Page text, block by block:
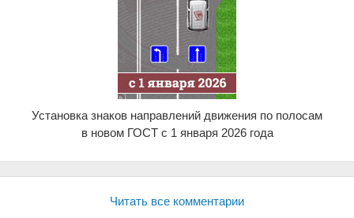
Установка знаков направлений движения по полосам
в новом ГОСТ с 1 января 2026 года
Читать все комментарии